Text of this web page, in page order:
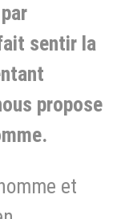
sentir la
propose
et